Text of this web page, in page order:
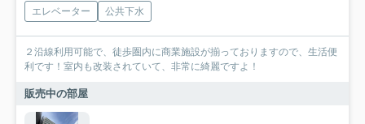
エレベーター 公共下水
２沿線利用可能で、徒歩圏内に商業施設が揃っておりますので、生活便
利です！室内も改装されていて、非常に綺麗ですよ！
販売中の部屋